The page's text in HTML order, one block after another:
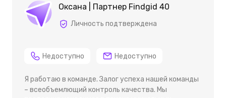
Оксана | Партнер Findgid 40
Личность подтверждена
Недоступно Недоступно
Я работаю в команде. Залог успеха нашей команды
– всеобъемлющий контроль качества. Мы